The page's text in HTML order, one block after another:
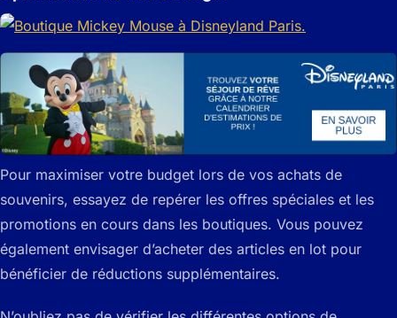
Pour maximiser votre budget lors de vos achats de
souvenirs, essayez de repérer les offres spéciales et les
promotions en cours dans les boutiques. Vous pouvez
également envisager d’acheter des articles en lot pour
bénéficier de réductions supplémentaires.